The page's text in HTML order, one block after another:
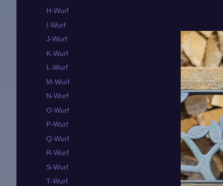
H-Wurf
I-Wurf
J-Wurf
K-Wurf
L-Wurf
M-Wurf
N-Wurf
O-Wurf
P-Wurf
Q-Wurf
R-Wurf
S-Wurf
T-Wurf